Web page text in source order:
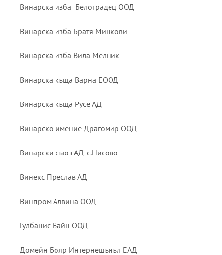
Винарска изба Белоградец ООД
Винарска изба Братя Минкови
Винарска изба Вила Мелник
Винарска къща Варна ЕООД
Винарска къща Русе АД
Винарско имение Драгомир ООД
Винарски съюз АД-с.Нисово
Винекс Преслав АД
Винпром Алвина ООД
Гулбанис Вайн ООД
Домейн Бояр Интернешънъл ЕАД